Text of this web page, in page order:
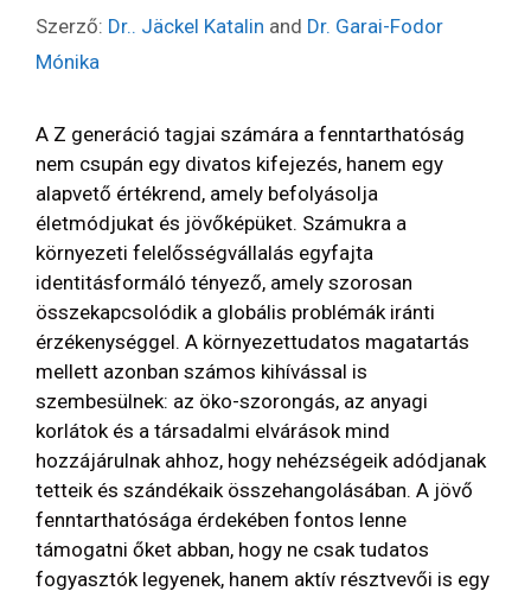
Szerző: Dr.. Jäckel Katalin and Dr. Garai-Fodor
Mónika
A Z generáció tagjai számára a fenntarthatóság
nem csupán egy divatos kifejezés, hanem egy
alapvető értékrend, amely befolyásolja
életmódjukat és jövőképüket. Számukra a
környezeti felelősségvállalás egyfajta
identitásformáló tényező, amely szorosan
összekapcsolódik a globális problémák iránti
érzékenységgel. A környezettudatos magatartás
mellett azonban számos kihívással is
szembesülnek: az öko-szorongás, az anyagi
korlátok és a társadalmi elvárások mind
hozzájárulnak ahhoz, hogy nehézségeik adódjanak
tetteik és szándékaik összehangolásában. A jövő
fenntarthatósága érdekében fontos lenne
támogatni őket abban, hogy ne csak tudatos
fogyasztók legyenek, hanem aktív résztvevői is egy